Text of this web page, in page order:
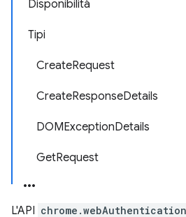
Disponibilità
Tipi
CreateRequest
CreateResponseDetails
DOMExceptionDetails
GetRequest
L'API